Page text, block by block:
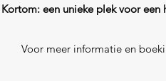
Kortom: een unieke plek voor een
Voor meer informatie en